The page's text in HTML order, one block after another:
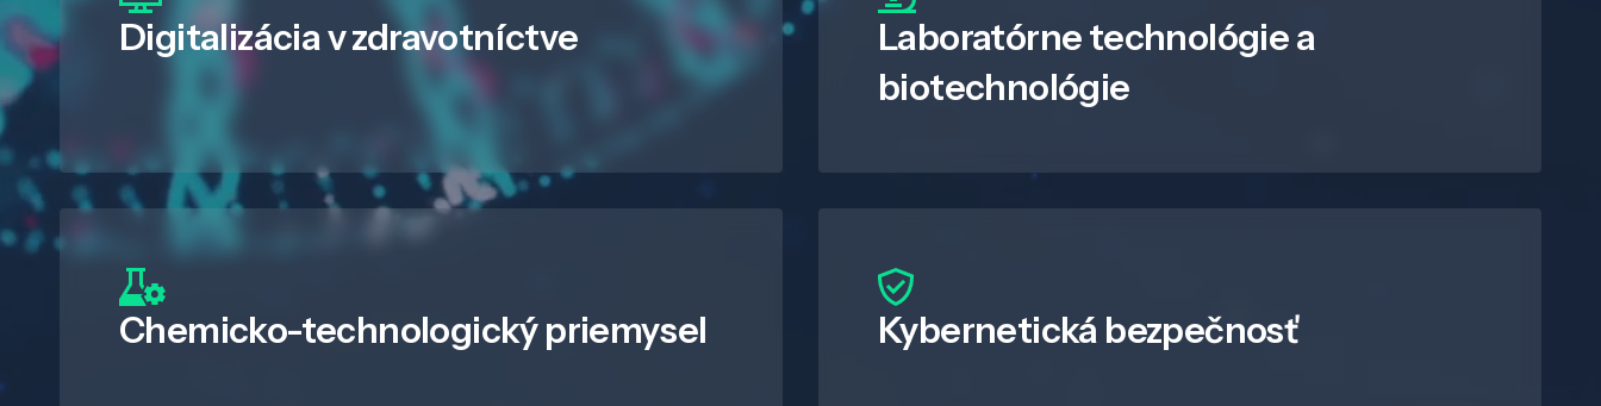
Digitalizáciav zdravotníctve
Laboratórne technológie a
biotechnológie
Chemicko-technologický priemysel Kybernetická bezpečnosť